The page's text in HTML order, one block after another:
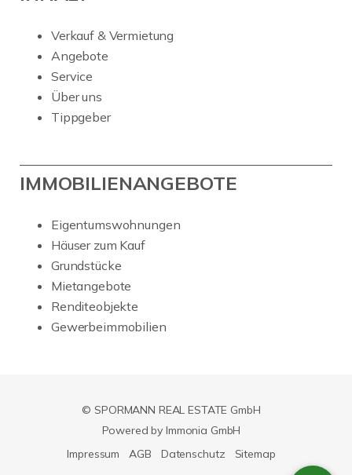
Verkauf & Vermietung
Angebote
Service
Über uns
Tippgeber
IMMOBILIENANGEBOTE
Eigentumswohnungen
Häuser zum Kauf
Grundstücke
Mietangebote
Renditeobjekte
Gewerbeimmobilien
© SPORMANN REAL ESTATE GmbH
Powered by Immonia GmbH
Impressum
AGB Datenschutz Sitemap